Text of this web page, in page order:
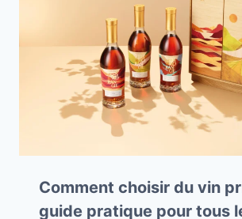
Comment choisir du vin
guide pratique pour tous